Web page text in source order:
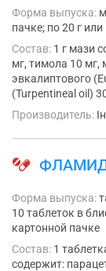
Форма выпуска:
пачке; по 20 г
Состав: 1 г мази
мг, тимола 10 мг,
эвкалиптового
(Turpentineal oil)
Производитель:
Форма выпуска:
10 таблеток в
картонной пачке
Состав: 1
содержит: